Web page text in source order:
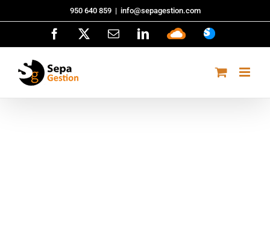
al
950 640 859 | info@sepagestion.com
Facebook
CorreoLinkedIn
Sepa